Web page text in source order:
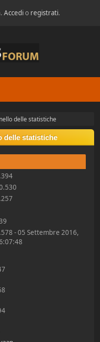
. Accedio registrati.
delle statistiche
delle statistiche
- 05 Settembre 2016,